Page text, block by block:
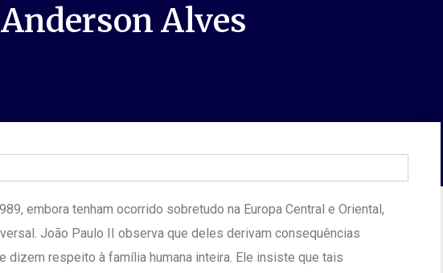
Alves
embora tenham ocorrido sobretudo na Europa Central e Oriental,
João Paulo II observa que deles derivam consequências
dizem respeito à família humana inteira. Ele insiste que tais